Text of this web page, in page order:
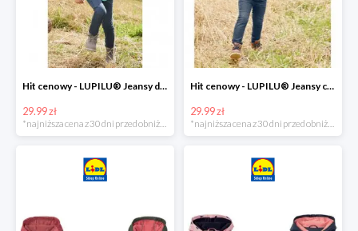
Hit cenowy - LUPILU® Jeansy dziewczęce slim fit
29.99 zł
Hit cenowy - LUPILU® Jeansy chłopięce slim fit
29.99 zł